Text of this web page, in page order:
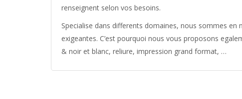
renseignent selon vos besoins.
Specialise dans differents domaines, nous sommes
exigeantes. C’est pourquoi nous vous proposons
& noir et blanc, reliure, impression grand format, …